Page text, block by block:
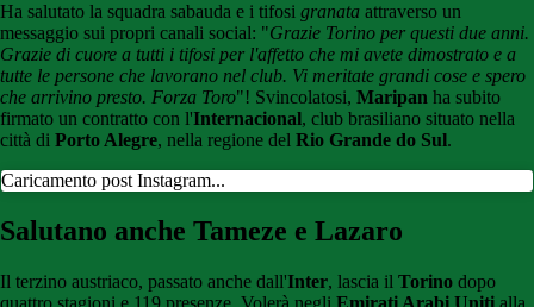
Ha salutato la squadra sabauda e i tifosi granata attraverso un
messaggio sui propri canali social: "Grazie Torino per questi due anni.
Grazie di cuore a tutti i tifosi per l'affetto che mi avete dimostrato e a
tutte le persone che lavorano nel club. Vi meritate grandi cose e spero
che arrivino presto. Forza Toro"! Svincolatosi, Maripan ha subito
firmato un contratto con l'Internacional, club brasiliano situato nella
città di Porto Alegre, nella regione del Rio Grande do Sul.
Caricamento post Instagram...
Salutano anche Tameze e Lazaro
Il terzino austriaco, passato anche dall'Inter, lascia il Torino dopo
quattro stagioni e 119 presenze. Volerà negli Emirati Arabi Uniti alla